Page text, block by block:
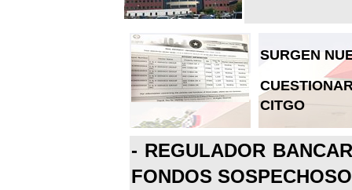
SURGEN
CITGO
- REGULADOR
FONDOS